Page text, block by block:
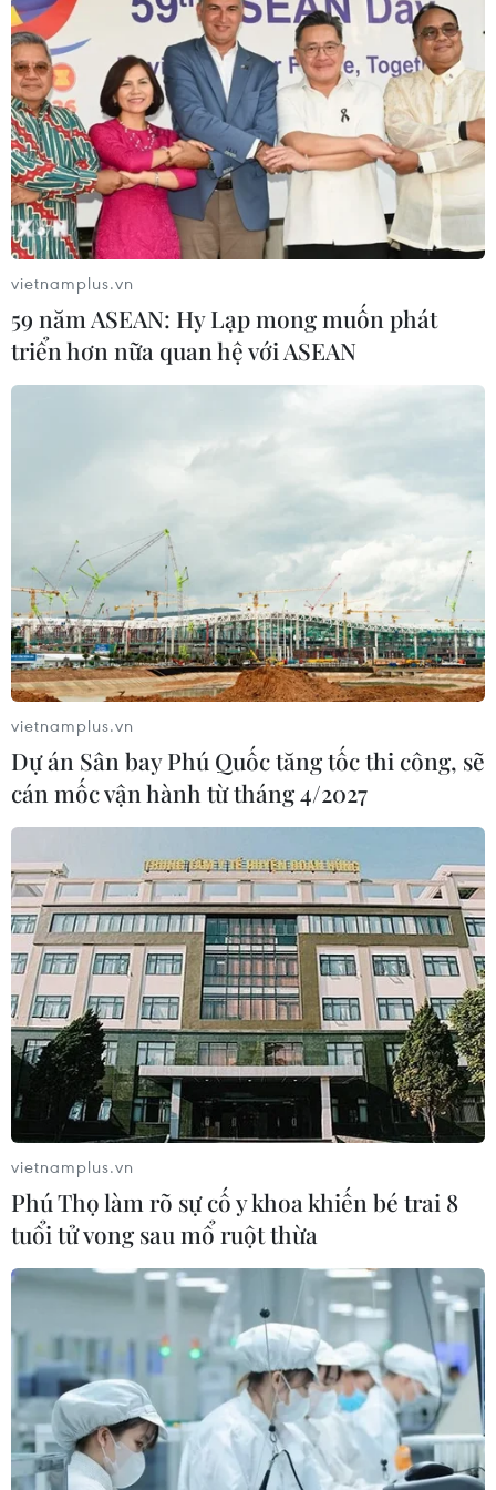
TIN CÙNG CHUYÊN MỤC
vietnamplus.vn
59 năm ASEAN: Hy Lạp mong muốn phát
triển hơn nữa quan hệ với ASEAN
vietnamplus.vn
Dự án Sân bay Phú Quốc tăng tốc thi công, sẽ
cán mốc vận hành từ tháng 4/2027
vietnamplus.vn
Phú Thọ làm rõ sự cố y khoa khiến bé trai 8
tuổi tử vong sau mổ ruột thừa